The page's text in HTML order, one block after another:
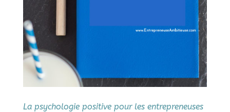
La psychologie positive pour les entrepreneuses